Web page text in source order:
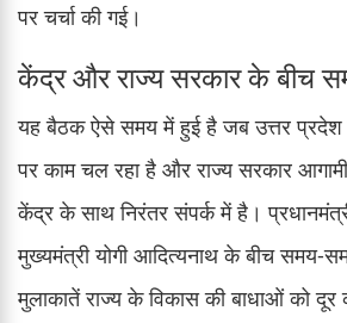
पर चर्चा की गई।
केंद्र और राज्य सरकार के बीच
यह बैठक ऐसे समय में हुई है जब उत्तर प्रदेश
पर काम चल रहा है और राज्य सरकार
केंद्र के साथ निरंतर संपर्क में है।
मुख्यमंत्री योगी आदित्यनाथ के बीच समय-
मुलाकातें राज्य के विकास की बाधाओं को